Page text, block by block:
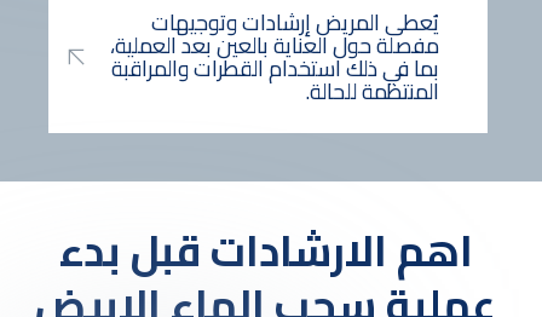
يُعطى المريض إرشادات وتوجيهات
مفصلة حول العناية بالعين بعد العملية،
بما في ذلك استخدام القطرات والمراقبة
المنتظمة للحالة.
اهم الارشادات قبل بدء